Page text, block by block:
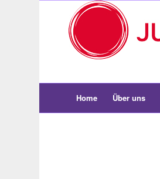
Home Über uns